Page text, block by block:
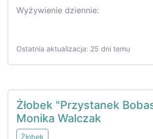
Wyżywienie dziennie:
Ostatnia aktualizacja: 25 dni temu
Żłobek "Przystanek
Monika Walczak
Żłobek